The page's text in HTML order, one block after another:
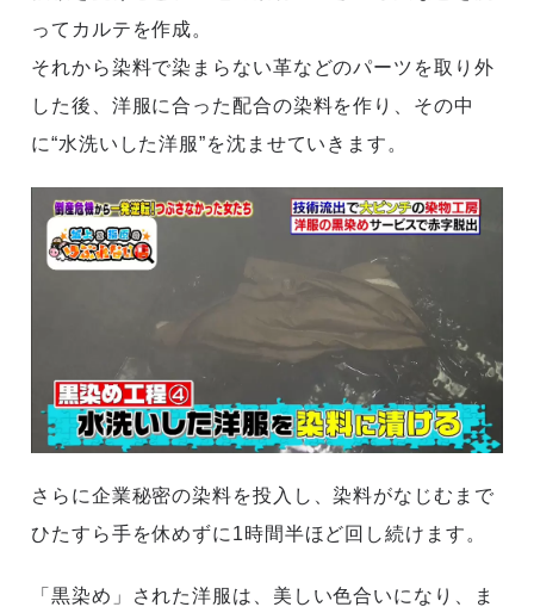
ってカルテを作成。
それから染料で染まらない革などのパーツを取り外
した後、洋服に合った配合の染料を作り、その中
に“水洗いした洋服”を沈ませていきます。
さらに企業秘密の染料を投入し、染料がなじむまで
ひたすら手を休めずに1時間半ほど回し続けます。
「黒染め」された洋服は、美しい色合いになり、ま